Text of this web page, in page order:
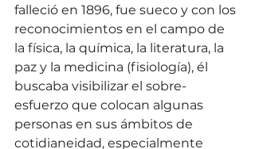
falleció en 1896, fue sueco y con los
reconocimientos en el campo de
la física, la química, la literatura, la
paz y la medicina (fisiología), él
buscaba visibilizar el sobre-
esfuerzo que colocan algunas
personas en sus ámbitos de
cotidianeidad, especialmente